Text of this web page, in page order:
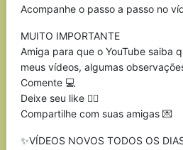
Acompanhe o passo a passo no
MUITO IMPORTANTE
Amiga para que o YouTube saiba
meus vídeos, algumas
Comente 💻
Deixe seu like 👍🏼
Compartilhe com suas amigas 💌
✨VÍDEOS NOVOS TODOS OS